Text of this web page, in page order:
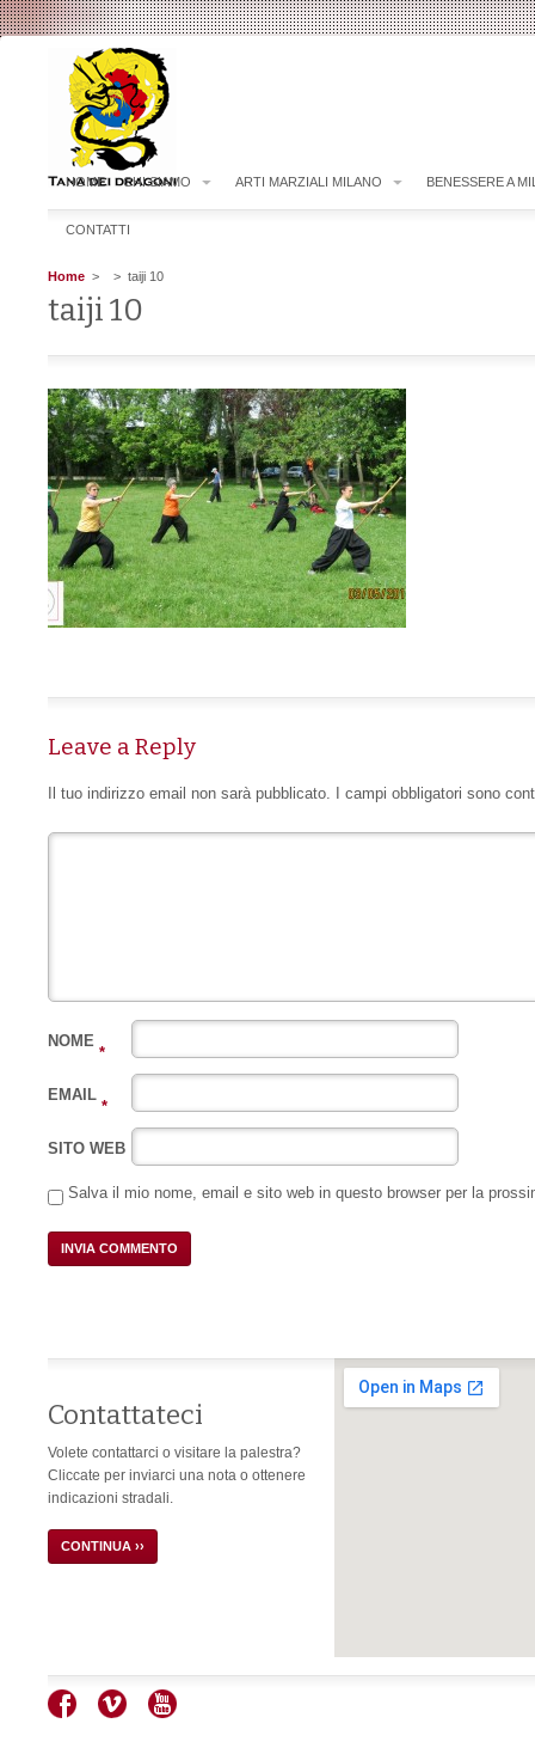
HOME CHI SIAMO ARTI MARZIALI MILANO BENESSERE A
CONTATTI
Home > > taiji 10
taiji 10
Leave a Reply
Il tuo indirizzo email non sarà pubblicato. I campi obbligatori sono
NOME
*
EMAIL
*
SITO WEB
Salva il mio nome, email e sito web in questo browser per la
Contattateci
Volete contattarci o visitare la palestra?
Cliccate per inviarci una nota o ottenere
indicazioni stradali.
CONTINUA ››